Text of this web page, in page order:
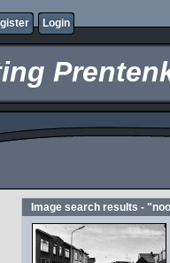
Login
Image search results -